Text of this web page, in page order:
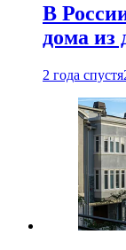
В
дома из
2 года спустя